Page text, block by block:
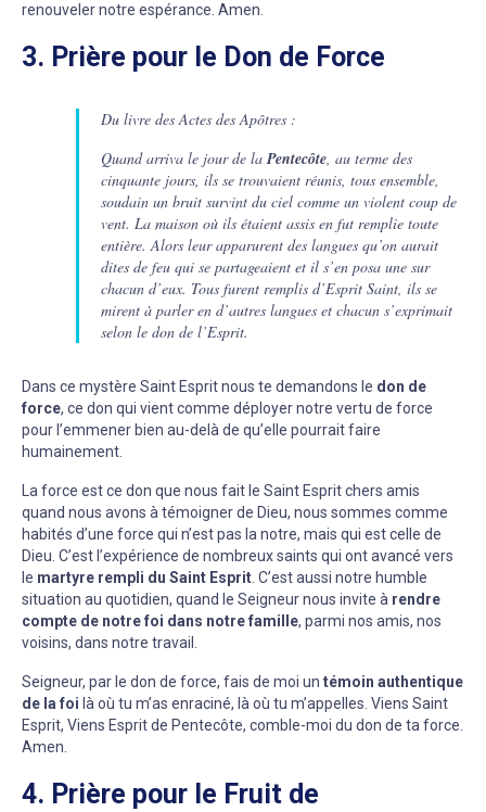
renouveler notre espérance. Amen.
3. Prière pour le Don de Force
Du livre des Actes des Apôtres :
Quand arriva le jour de laPentecôte, au terme des
cinquante jours, ils se trouvaient réunis, tous ensemble,
soudain un bruit survint du ciel comme un violent coup de
vent. La maison où ils étaient assis en fut remplie toute
entière. Alors leur apparurent des langues qu’on aurait
dites de feu qui se partageaient et il s’en posa une sur
chacun d’eux. Tous furent remplis d’Esprit Saint, ils se
mirent à parler en d’autres langues et chacun s’exprimait
selon le don de l’Esprit.
Dans ce mystère Saint Esprit nous te demandons le don de
force, ce don qui vient comme déployer notre vertu de force
pour l’emmener bien au-delà de qu’elle pourrait faire
humainement.
La force est ce don que nous fait le Saint Esprit chers amis
quand nous avons à témoigner de Dieu, nous sommes comme
habités d’une force qui n’est pas la notre, mais qui est celle de
Dieu. C’est l’expérience de nombreux saints qui ont avancé vers
le martyre rempli du Saint Esprit. C’est aussi notre humble
situation au quotidien, quand le Seigneur nous invite à rendre
compte de notre foi dans notre famille, parmi nos amis, nos
voisins, dans notre travail.
Seigneur, par le don de force, fais de moi un témoin authentique
de la foi là où tu m’as enraciné, là où tu m’appelles. Viens Saint
Esprit, Viens Esprit de Pentecôte, comble-moi du don de ta force.
Amen.
4. Prière pour le Fruit de